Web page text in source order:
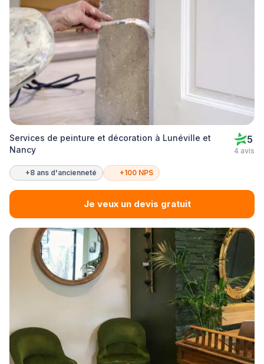
Services de peinture et décoration à Lunéville et
Nancy
5
4 avis
+8 ans d'ancienneté +100 NPS
Je veux un devis gratuit